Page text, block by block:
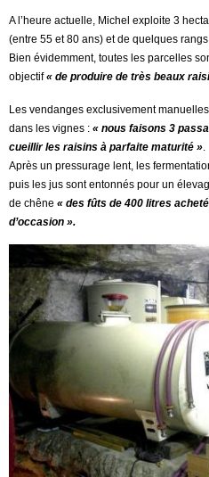
A l’heure actuelle, Michel exploite 3
(entre 55 et 80 ans) et de quelques
Bien évidemment, toutes les parcelles
objectif« de produire de très beaux
Les vendanges exclusivement
dans les vignes : « nous faisons 3
cueillir les raisins à parfaite maturité ».
Après un pressurage lent, les
puis les jus sont entonnés pour un
de chêne « des fûts de 400 litres
d’occasion ».